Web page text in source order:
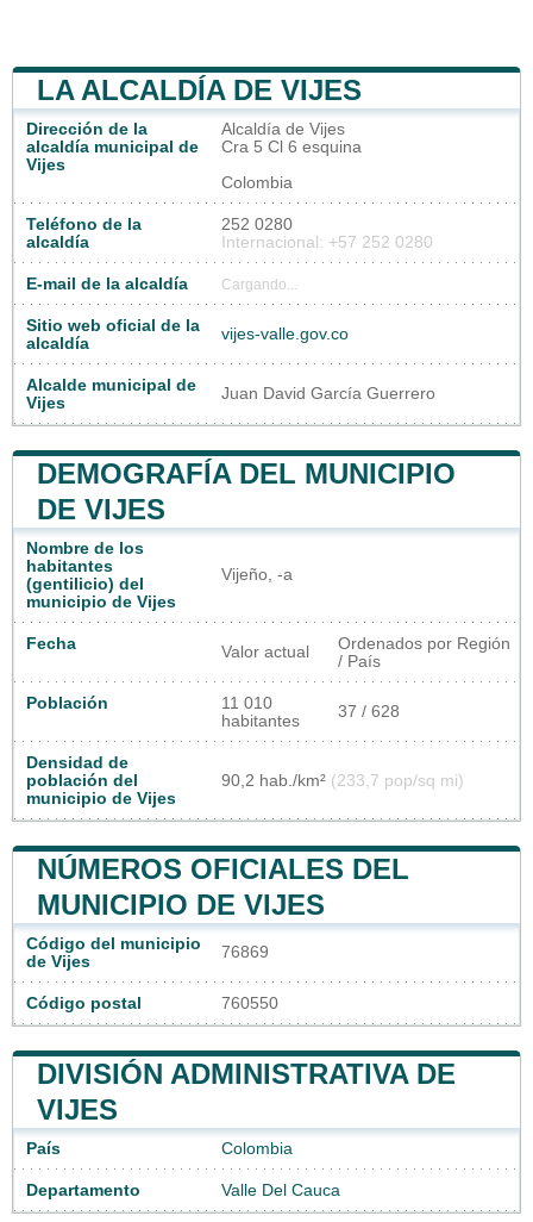
LA ALCALDÍA DE VIJES
Dirección de la
alcaldía municipal de
Vijes
Alcaldía de Vijes
Cra 5 Cl 6 esquina
Colombia
Teléfono de la
alcaldía
252 0280
Internacional: +57 252 0280
E-mail de la alcaldía Cargando...
Sitio web oficial de la
alcaldía
vijes-valle.gov.co
Alcalde municipal de
Vijes
Juan David García Guerrero
DEMOGRAFÍA DEL MUNICIPIO
DE VIJES
Nombre de los
habitantes
(gentilicio) del
municipio de Vijes
Vijeño, -a
Fecha Valor actual
Ordenados por Región
/ País
Población
11 010
habitantes
37 / 628
Densidad de
población del
municipio de Vijes
90,2 hab./km² (233,7 pop/sq mi)
NÚMEROS OFICIALES DEL
MUNICIPIO DE VIJES
Código del municipio
de Vijes
76869
Código postal 760550
DIVISIÓN ADMINISTRATIVA DE
VIJES
País Colombia
Departamento Valle Del Cauca